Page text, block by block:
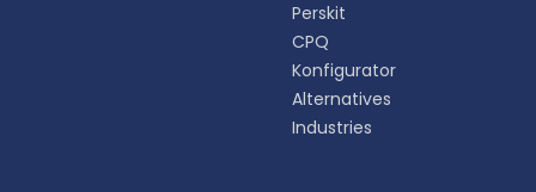
Perskit
CPQ
Konfigurator
Alternatives
Industries